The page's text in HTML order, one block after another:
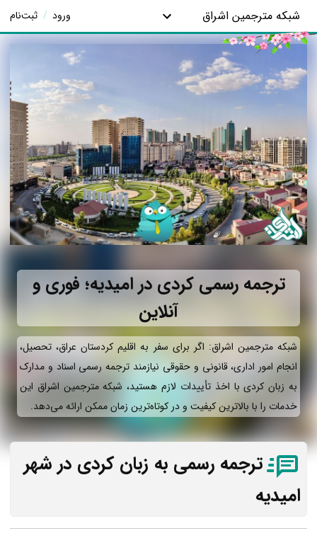
شبکه مترجمین اشراق ورود / ثبت‌نام
ترجمه رسمی کردی در امیدیه؛ فوری و
آنلاین
شبکه مترجمین اشراق: اگر برای سفر به اقلیم کردستان عراق، تحصیل،
انجام امور اداری، قانونی و حقوقی نیازمند ترجمه رسمی اسناد و مدارک
به زبان کردی با اخذ تأییدات لازم هستید، شبکه مترجمین اشراق این
خدمات را با بالاترین کیفیت و در کوتاه‌ترین زمان ممکن ارائه می‌دهد.
ترجمه رسمی به زبان کردی در شهر
امیدیه